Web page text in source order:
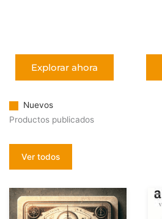
Explorar ahora
Nuevos
Productos publicados
Ver todos